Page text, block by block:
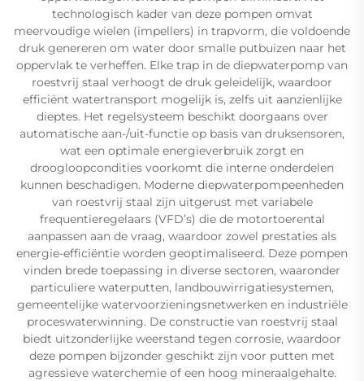
technologisch kader van deze pompen omvat
meervoudige wielen (impellers) in trapvorm, die voldoende
druk genereren om water door smalle putbuizen naar het
oppervlak te verheffen. Elke trap in de diepwaterpomp van
roestvrij staal verhoogt de druk geleidelijk, waardoor
efficiënt watertransport mogelijk is, zelfs uit aanzienlijke
dieptes. Het regelsysteem beschikt doorgaans over
automatische aan-/uit-functie op basis van druksensoren,
wat een optimale energieverbruik zorgt en
droogloopcondities voorkomt die interne onderdelen
kunnen beschadigen. Moderne diepwaterpompeenheden
van roestvrij staal zijn uitgerust met variabele
frequentieregelaars (VFD’s) die de motortoerental
aanpassen aan de vraag, waardoor zowel prestaties als
energie-efficiëntie worden geoptimaliseerd. Deze pompen
vinden brede toepassing in diverse sectoren, waaronder
particuliere waterputten, landbouwirrigatiesystemen,
gemeentelijke watervoorzieningsnetwerken en industriële
proceswaterwinning. De constructie van roestvrij staal
biedt uitzonderlijke weerstand tegen corrosie, waardoor
deze pompen bijzonder geschikt zijn voor putten met
agressieve waterchemie of een hoog mineraalgehalte.